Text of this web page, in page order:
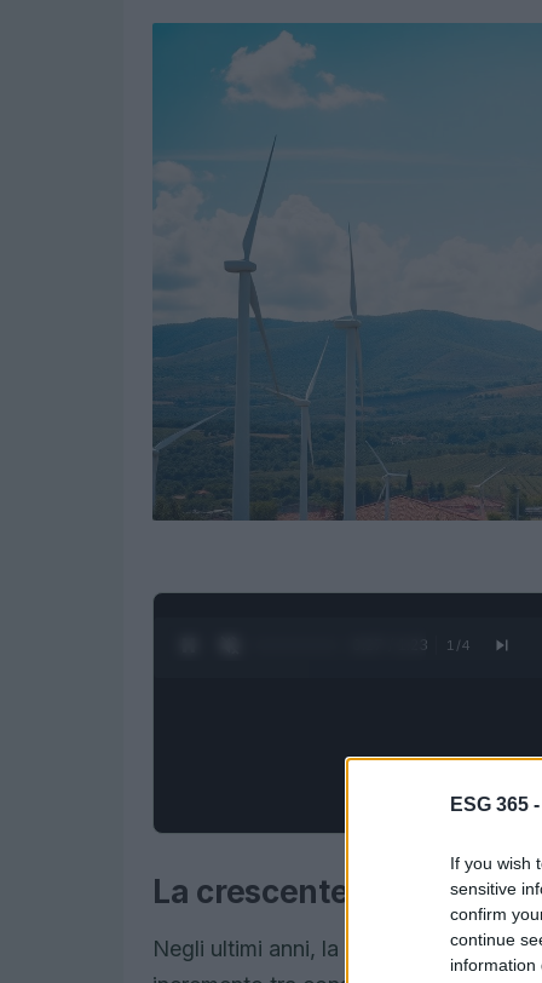
ESG 365 -
If you wish
sensitive
confirm
continue
information
0:28 / 1:23 1 /4
La crescente domanda
Negli ultimi anni, la richiesta di energia